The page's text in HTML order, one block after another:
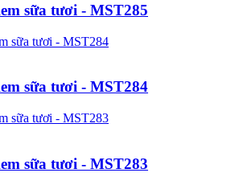
sữa tươi - MST285
sữa tươi - MST284
sữa tươi - MST283